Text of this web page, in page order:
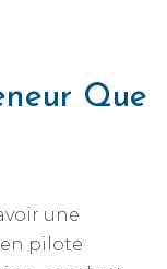
Que
une
pilote